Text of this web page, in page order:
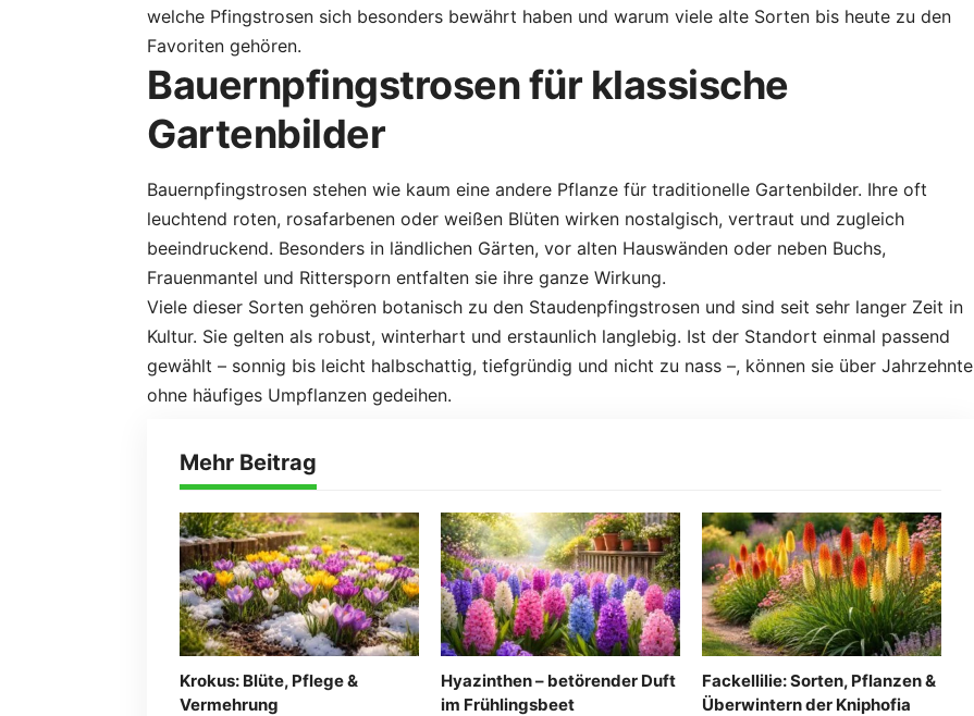
welche Pfingstrosen sich besonders bewährt haben und warum viele alte Sorten bis heute zu den
Favoriten gehören.
Bauernpfingstrosen für klassische
Gartenbilder
Bauernpfingstrosen stehen wie kaum eine andere Pflanze für traditionelle Gartenbilder. Ihre oft
leuchtend roten, rosafarbenen oder weißen Blüten wirken nostalgisch, vertraut und zugleich
beeindruckend. Besonders in ländlichen Gärten, vor alten Hauswänden oder neben Buchs,
Frauenmantel und Rittersporn entfalten sie ihre ganze Wirkung.
Viele dieser Sorten gehören botanisch zu den Staudenpfingstrosen und sind seit sehr langer Zeit in
Kultur. Sie gelten als robust, winterhart und erstaunlich langlebig. Ist der Standort einmal passend
gewählt – sonnig bis leicht halbschattig, tiefgründig und nicht zu nass –, können sie über Jahrzehnte
ohne häufiges Umpflanzen gedeihen.
Mehr Beitrag
Krokus: Blüte, Pflege &
Vermehrung
Hyazinthen – betörender Duft
im Frühlingsbeet
Fackellilie: Sorten, Pflanzen &
Überwintern der Kniphofia